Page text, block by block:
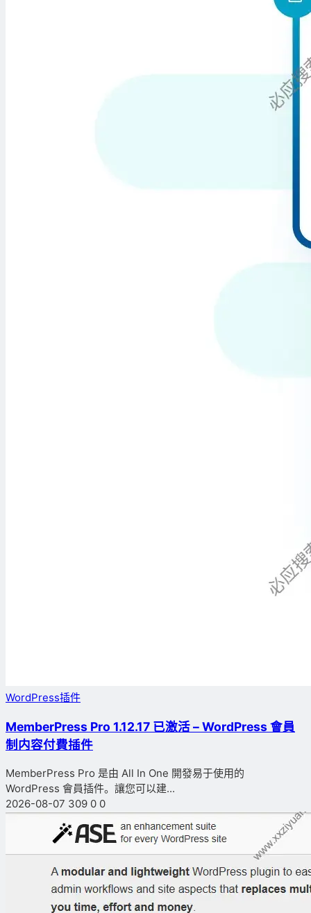
WordPress插件
MemberPress Pro 1.12.17 已激活 – WordPress 會員
制内容付費插件
MemberPress Pro 是由 All In One 開發易于使用的
WordPress 會員插件。讓您可以建...
2026-08-07 309 0 0